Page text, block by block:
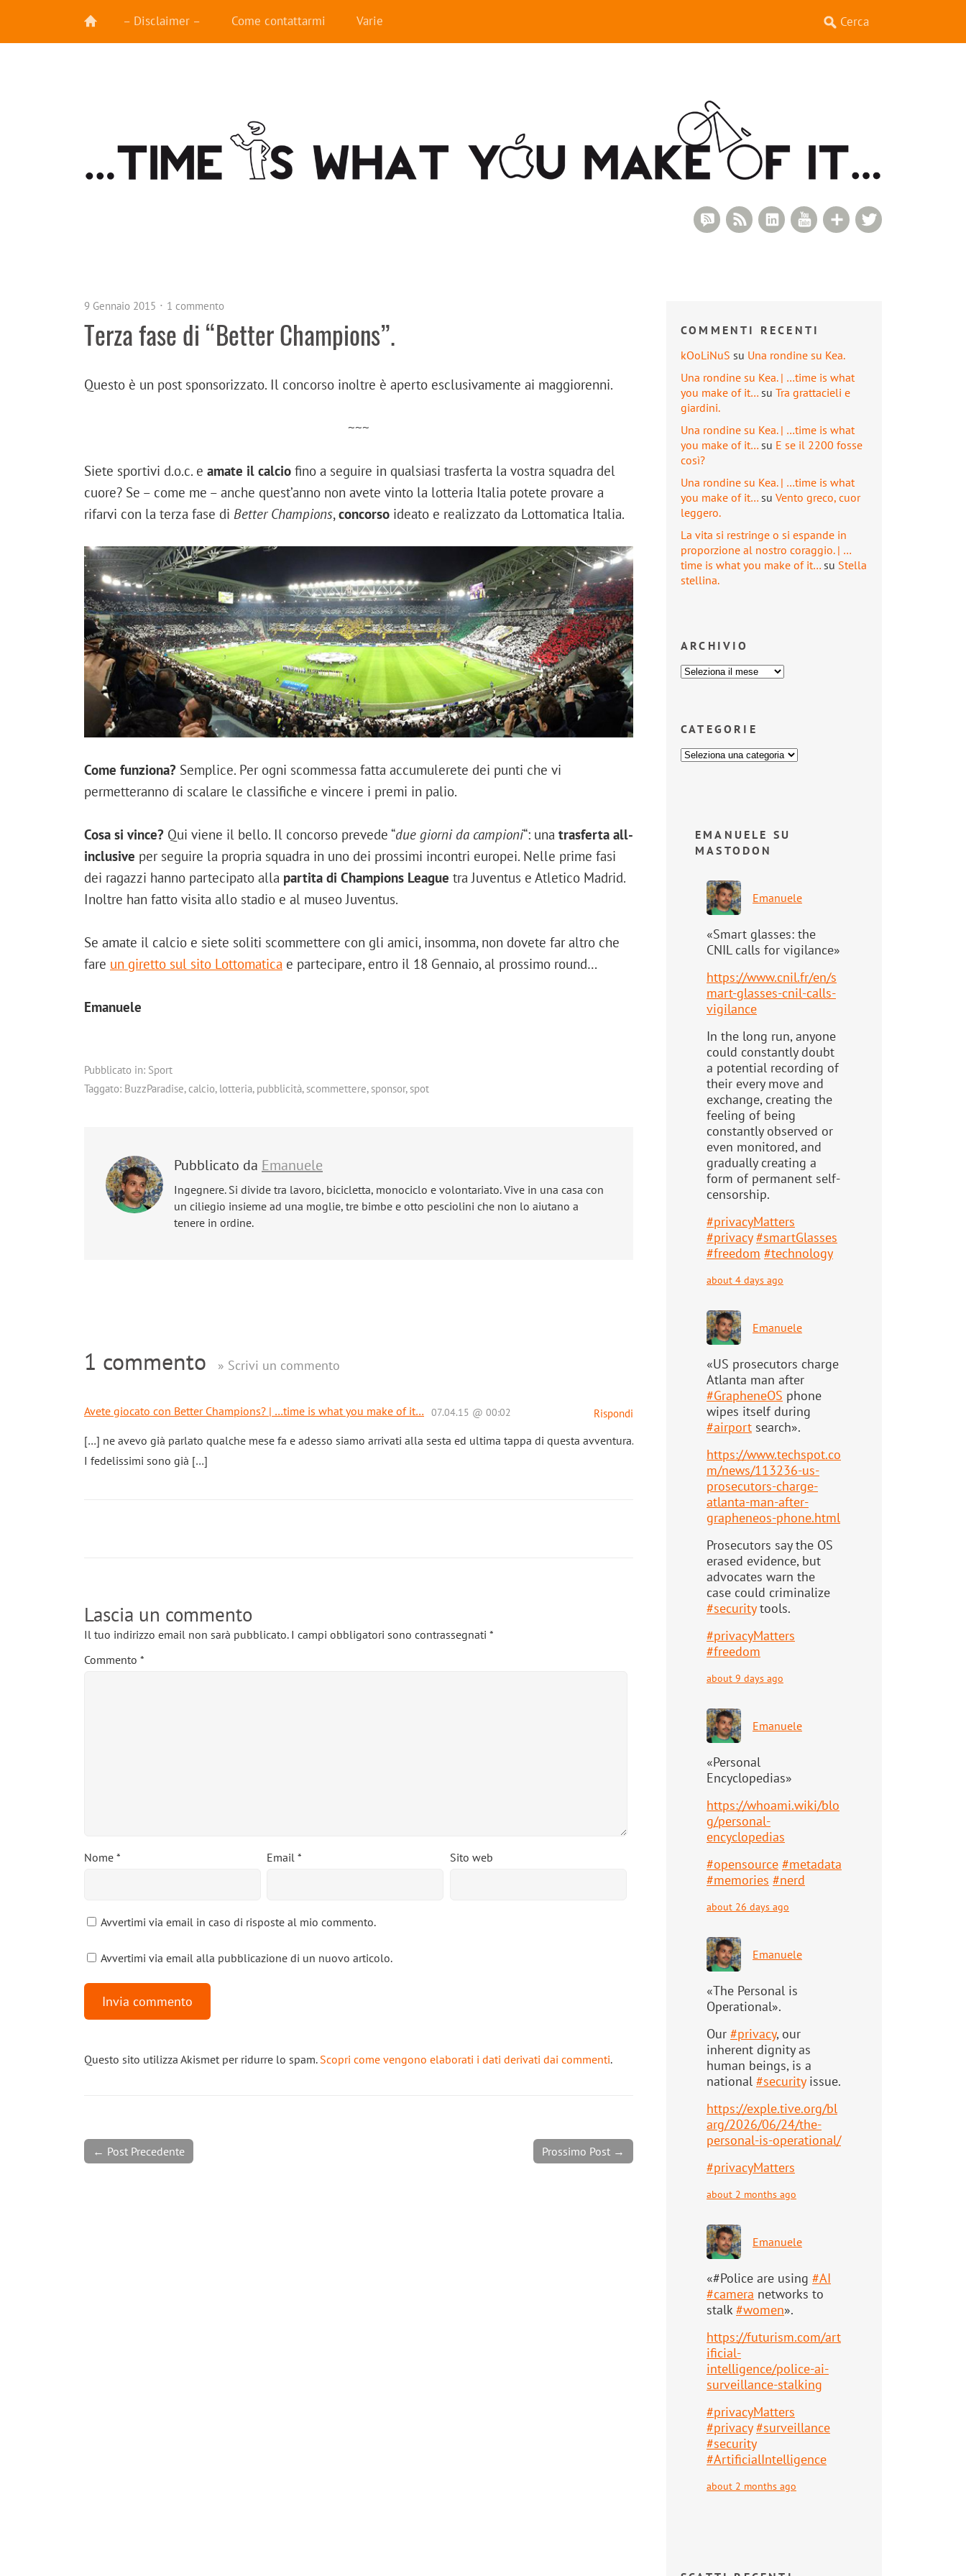
– Disclaimer – Come contattarmi Varie
Google+
YouTube
LinkedIn
RSS Feed
RSS Comments
9 Gennaio 2015 1 commento
Terza fase di “Better Champions”.
Questo è un post sponsorizzato. Il concorso inoltre è aperto esclusivamente ai maggiorenni.
~~~
Siete sportivi d.o.c. e amate il calcio fino a seguire in qualsiasi trasferta la vostra squadra del
cuore? Se – come me – anche quest’anno non avete vinto la lotteria Italia potete provare a
rifarvi con la terza fase di Better Champions,concorso ideato e realizzato da Lottomatica Italia.
Come funziona? Semplice. Per ogni scommessa fatta accumulerete dei punti che vi
permetteranno di scalare le classifiche e vincere i premi in palio.
Cosa si vince? Qui viene il bello. Il concorso prevede “due giorni da campioni“: una trasferta all-
inclusive per seguire la propria squadra in uno dei prossimi incontri europei. Nelle prime fasi
dei ragazzi hanno partecipato alla partita di Champions League tra Juventus e Atletico Madrid.
Inoltre han fatto visita allo stadio e al museo Juventus.
Se amate il calcio e siete soliti scommettere con gli amici, insomma, non dovete far altro che
fare un giretto sul sito Lottomatica e partecipare, entro il 18 Gennaio, al prossimo round…
Emanuele
Pubblicato in: Sport
Taggato: BuzzParadise,calcio, lotteria, pubblicità, scommettere, sponsor, spot
Pubblicato da Emanuele
Ingegnere. Si divide tra lavoro, bicicletta, monociclo e volontariato. Vive in una casa con
un ciliegio insieme ad una moglie, tre bimbe e otto pesciolini che non lo aiutano a
tenere in ordine.
1 commento » Scrivi un commento
Avete giocato con Better Champions? | …time is what you make of it… Rispondi
07.04.15 @ 00:02
[…] ne avevo già parlato qualche mese fa e adesso siamo arrivati alla sesta ed ultima tappa di questa avventura.
I fedelissimi sono già […]
Lascia un commento
Il tuo indirizzo email non sarà pubblicato. I campi obbligatori sono contrassegnati *
Commento *
Nome * Email* Sito web
Avvertimi via email in caso di risposte al mio commento.
Avvertimi via email alla pubblicazione di un nuovo articolo.
Questo sito utilizza Akismet per ridurre lo spam. Scopri come vengono elaborati i dati derivati dai commenti.
Prossimo Post →
← Post Precedente
COMMENTI RECENTI
kOoLiNuS su Una rondine su Kea.
Una rondine su Kea. | …time is what
you make of it… su Tra grattacieli e
giardini.
Una rondine su Kea. | …time is what
you make of it… su E se il 2200 fosse
così?
Una rondine su Kea. | …time is what
you make of it… su Vento greco, cuor
leggero.
La vita si restringe o si espande in
proporzione al nostro coraggio. | …
time is what you make of it… su Stella
stellina.
ARCHIVIO
CATEGORIE
EMANUELE SU
MASTODON
Emanuele
«Smart glasses: the
CNIL calls for vigilance»
https://www.cnil.fr/en/s
mart-glasses-cnil-calls-
vigilance
In the long run, anyone
could constantly doubt
a potential recording of
their every move and
exchange, creating the
feeling of being
constantly observed or
even monitored, and
gradually creating a
form of permanent self-
censorship.
#privacyMatters
#privacy #smartGlasses
#freedom #technology
about 4 days ago
Emanuele
«US prosecutors charge
Atlanta man after
#GrapheneOS phone
wipes itself during
#airport search».
https://www.techspot.co
m/news/113236-us-
prosecutors-charge-
atlanta-man-after-
grapheneos-phone.html
Prosecutors say the OS
erased evidence, but
advocates warn the
case could criminalize
#securitytools.
#privacyMatters
#freedom
about 9 days ago
Emanuele
«Personal
Encyclopedias»
https://whoami.wiki/blo
g/personal-
encyclopedias
#opensource #metadata
#memories #nerd
about 26 days ago
Emanuele
«The Personal is
Operational».
Our #privacy, our
inherent dignity as
human beings, is a
national #securityissue.
https://exple.tive.org/bl
arg/2026/06/24/the-
personal-is-operational/
#privacyMatters
about 2 months ago
Emanuele
«#Police are using #AI
#camera networks to
stalk#women».
https://futurism.com/art
ificial-
intelligence/police-ai-
surveillance-stalking
#privacyMatters
#privacy #surveillance
#security
#ArtificialIntelligence
about 2 months ago